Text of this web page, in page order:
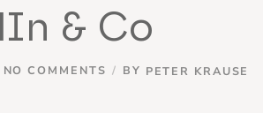
& Co
NO COMMENTS BY PETER KRAUSE